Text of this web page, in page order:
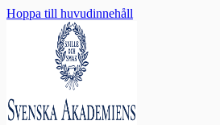
Hoppa till huvudinnehåll